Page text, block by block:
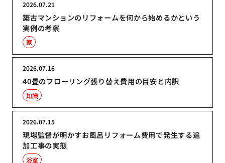
築古マンションのリフォームを何から始めるかという
実例の考察
2026.07.21
家
40畳のフローリング張り替え費用の目安と内訳
2026.07.16
知識
現場監督が明かすお風呂リフォーム費用で発生する追
加工事の実態
2026.07.15
浴室